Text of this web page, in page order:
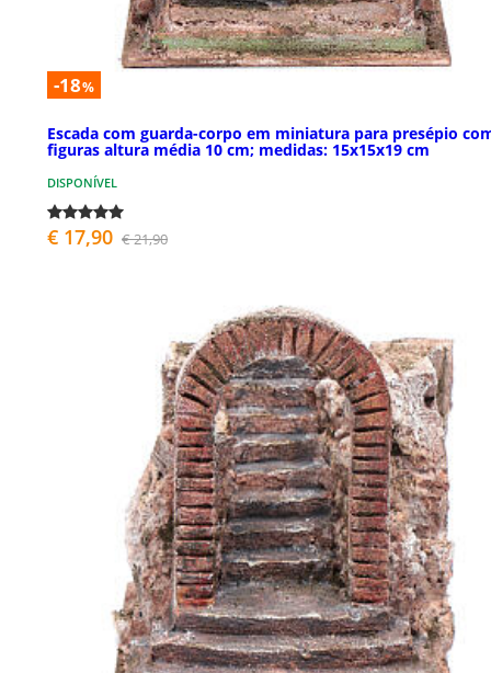
-18%
Escada com guarda-corpo em miniatura para presépio
figuras altura média 10 cm; medidas: 15x15x19 cm
DISPONÍVEL
€ 17,90 € 21,90